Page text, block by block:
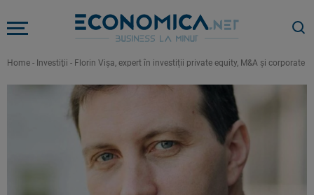
Home - Investiţii - Florin Vișa, expert în investiții private equity, M&A și corporate